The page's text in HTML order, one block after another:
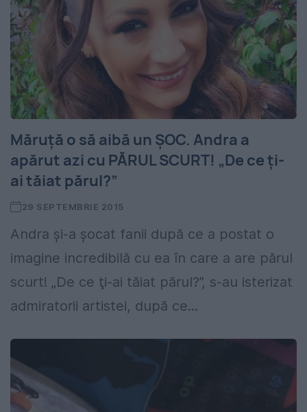
Măruţă o să aibă un ŞOC. Andra a
apărut azi cu PĂRUL SCURT! „De ce ţi-
ai tăiat părul?”
29 SEPTEMBRIE 2015
Andra şi-a şocat fanii după ce a postat o
imagine incredibilă cu ea în care a are părul
scurt! „De ce ţi-ai tăiat părul?”, s-au isterizat
admiratorii artistei, după ce...